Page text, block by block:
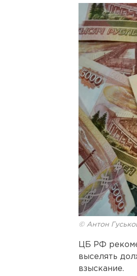
© Антон
ЦБ РФ
выселять
взыскание.